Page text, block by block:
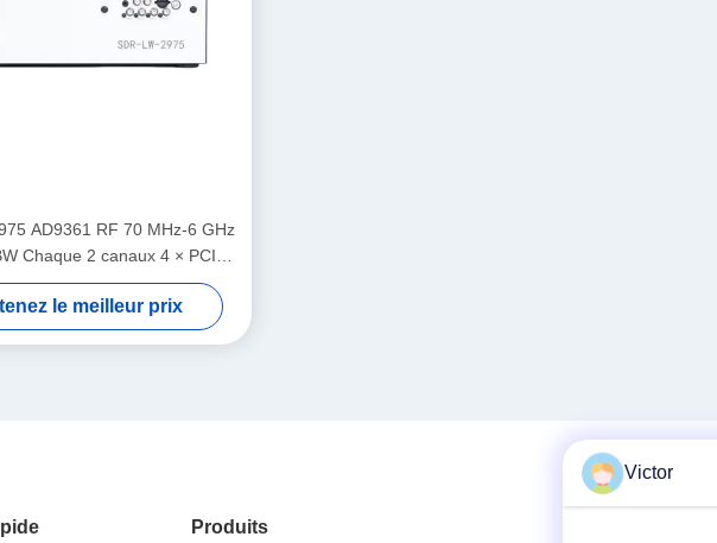
AD9361 RF 70 MHz-6 GHz
Chaque 2 canaux 4 × PCIE
USB 3.0 i7 Processeur USRP
radio défini par logiciel
le meilleur prix
Produits
Victor